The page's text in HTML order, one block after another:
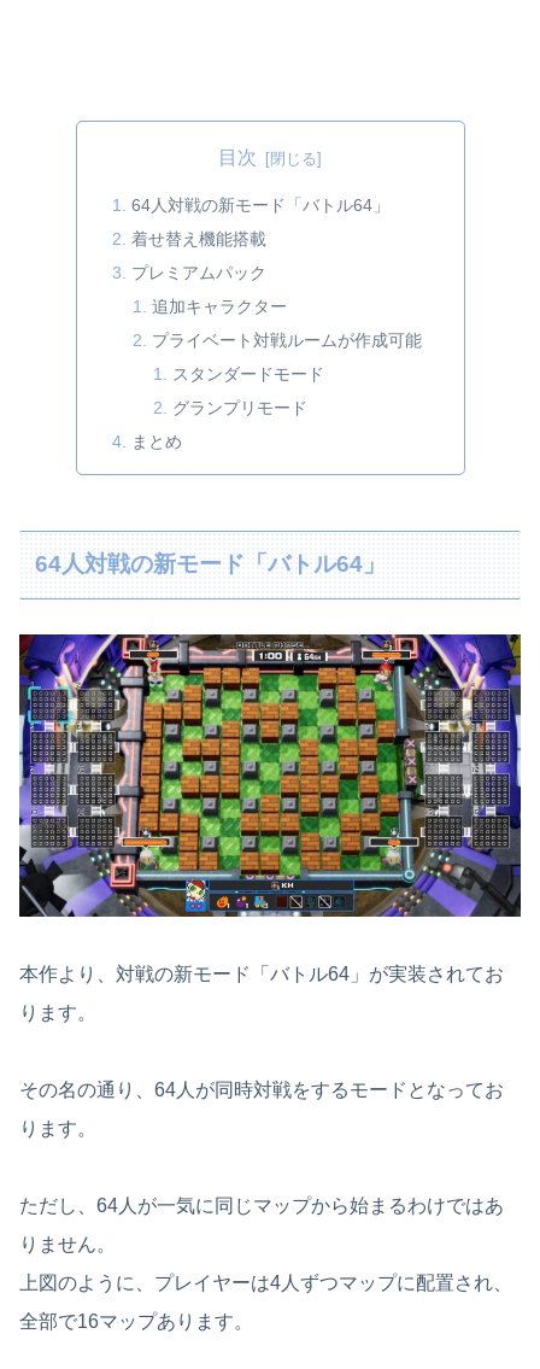
目次
64人対戦の新モード「バトル64」
着せ替え機能搭載
プレミアムパック
追加キャラクター
プライベート対戦ルームが作成可能
スタンダードモード
グランプリモード
まとめ
64人対戦の新モード「バトル64」
本作より、対戦の新モード「バトル64」が実装されてお
ります。
その名の通り、64人が同時対戦をするモードとなってお
ります。
ただし、64人が一気に同じマップから始まるわけではあ
りません。
上図のように、プレイヤーは4人ずつマップに配置され、
全部で16マップあります。